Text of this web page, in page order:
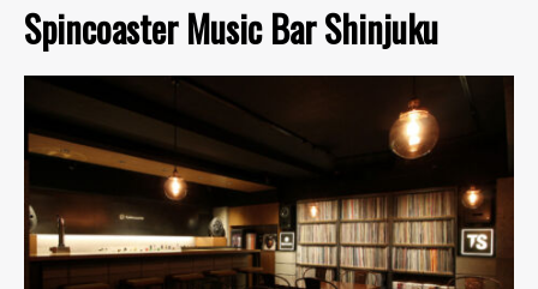
Spincoaster Music Bar Shinjuku